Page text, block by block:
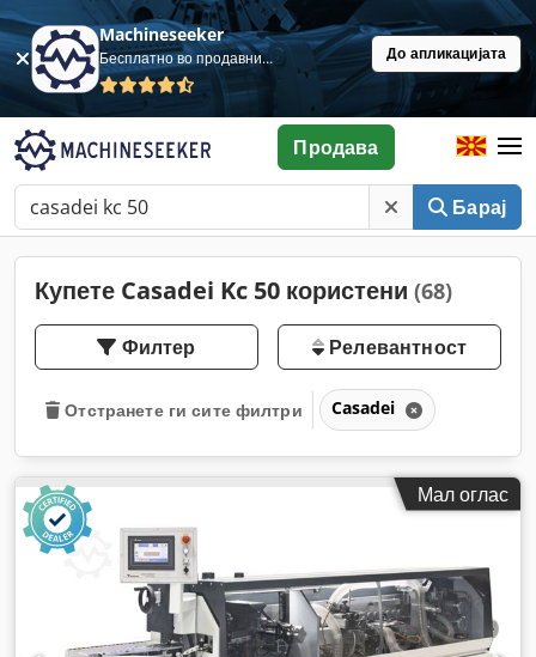
Machineseeker
Бесплатно во продавница До апликацијата
Барај
Продава
Купете Casadei Kc 50 користени (68)
Филтер Релевантност
Отстранете ги сите филтри Casadei
Мал оглас